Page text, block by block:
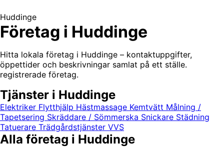
Huddinge
Företag i Huddinge
Hitta lokala företag i Huddinge – kontaktuppgifter,
öppettider och beskrivningar samlat på ett ställe.
registrerade företag.
Tjänster i Huddinge
Elektriker Flytthjälp Hästmassage Kemtvätt Målning /
Tapetsering Skräddare / Sömmerska Snickare Städning
Tatuerare Trädgårdstjänster VVS
Alla företag i Huddinge